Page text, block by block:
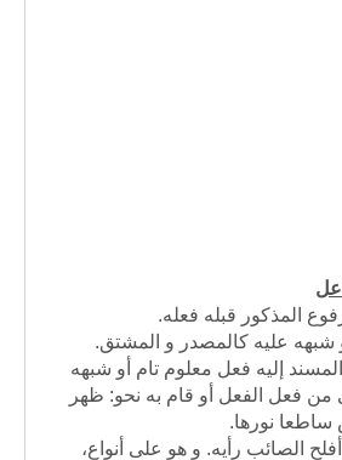
المذكور قبله فعله.
شبهه عليه كالمصدر و المشتق.
إليه فعل معلوم تام أو شبهه
فعل الفعل أو قام به نحو: ظهر
نورها.
الصائب رأيه. و هو على أنواع،